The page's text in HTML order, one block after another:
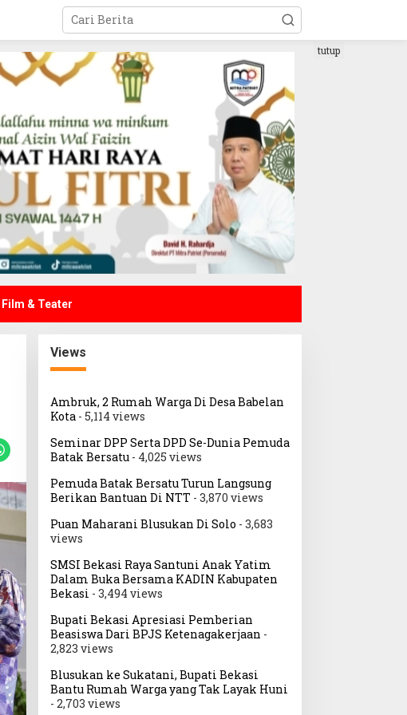
Film & Teater
tutup
Views
Ambruk, 2 Rumah Warga Di Desa Babelan
Kota- 5,114 views
Seminar DPP Serta DPD Se-Dunia Pemuda
Batak Bersatu- 4,025 views
Pemuda Batak Bersatu Turun Langsung
Berikan Bantuan Di NTT - 3,870 views
Puan Maharani Blusukan Di Solo - 3,683
views
SMSI Bekasi Raya Santuni Anak Yatim
Dalam Buka Bersama KADIN Kabupaten
Bekasi - 3,494 views
Bupati Bekasi Apresiasi Pemberian
Beasiswa Dari BPJS Ketenagakerjaan -
2,823 views
Blusukan ke Sukatani, Bupati Bekasi
Bantu Rumah Warga yang Tak Layak Huni
- 2,703 views